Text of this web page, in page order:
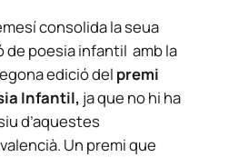
consolida la seua
de poesia infantil amb la
edició del premi
Infantil, ja que no hi ha
d’aquestes
Un premi que